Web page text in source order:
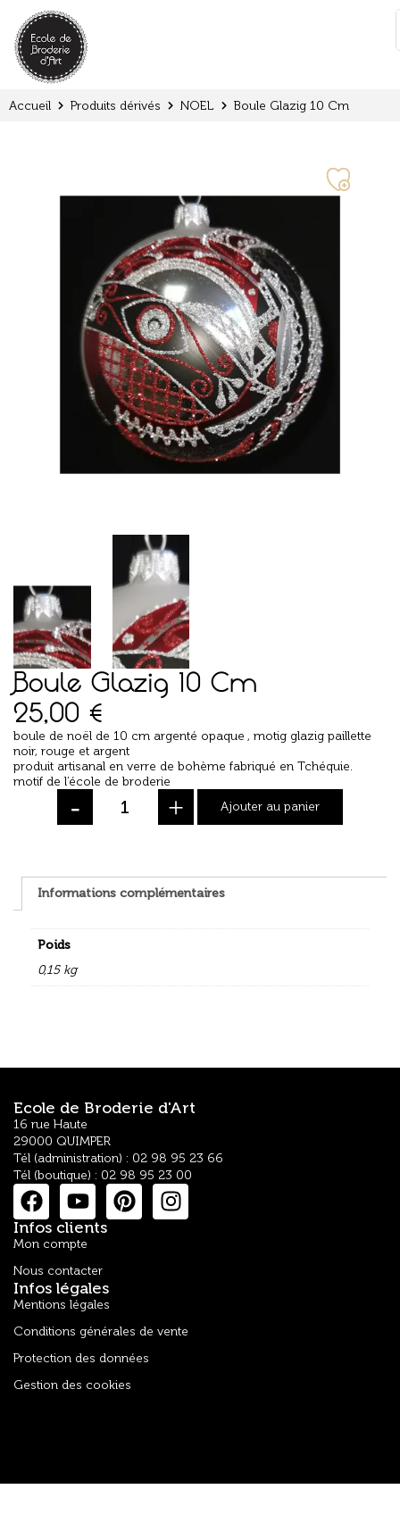
:
Accueil Produits dérivés NOEL Boule Glazig 10 Cm
Boule Glazig 10 Cm
25,00 €
boule de noël de 10 cm argenté opaque , motig glazig paillette
noir, rouge et argent
produit artisanal en verre de bohème fabriqué en Tchéquie.
motif de l’école de broderie
- + Ajouter au panier
Informations complémentaires
Poids
0,15 kg
Ecole de Broderie d'Art
16 rue Haute
29000 QUIMPER
Tél (administration) : 02 98 95 23 66
Tél (boutique) : 02 98 95 23 00
Infos clients
Mon compte
Nous contacter
Infos légales
Mentions légales
Conditions générales de vente
Protection des données
Gestion des cookies
Panneau de gestion des cookies